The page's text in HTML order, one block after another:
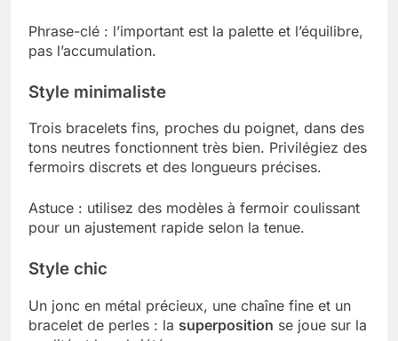
Phrase-clé : l’important est la palette et l’équilibre,
pas l’accumulation.
Style minimaliste
Trois bracelets fins, proches du poignet, dans des
tons neutres fonctionnent très bien. Privilégiez des
fermoirs discrets et des longueurs précises.
Astuce : utilisez des modèles à fermoir coulissant
pour un ajustement rapide selon la tenue.
Style chic
Un jonc en métal précieux, une chaîne fine et un
bracelet de perles : la superposition se joue sur la